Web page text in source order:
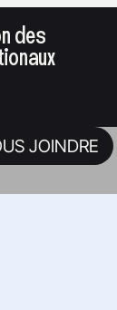
des
JOINDRE